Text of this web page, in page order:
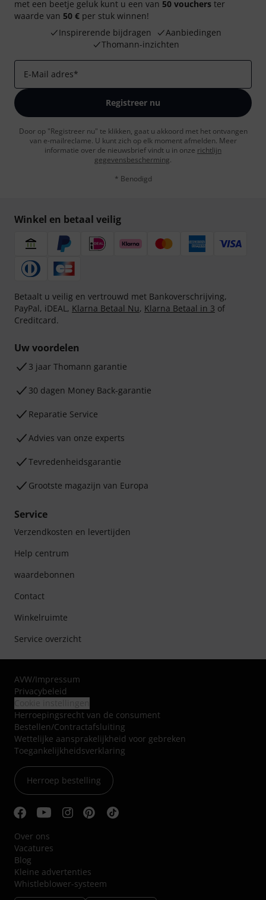
met een beetje geluk kunt u een van 50 vouchers ter
waarde van 50 € per stuk winnen!
Inspirerende bijdragen
Aanbiedingen
Thomann-inzichten
E-Mail adres*
Registreer nu
Door op "Registreer nu" te klikken, gaat u akkoord met het ontvangen
van e-mailreclame. U kunt zich op elk moment afmelden. Meer
informatie over de nieuwsbrief vindt u in onze richtlijn
gegevensbescherming.
* Benodigd
Winkel en betaal veilig
Betaalt u veilig en vertrouwd met Bankoverschrijving,
PayPal, iDEAL, Klarna Betaal Nu, Klarna Betaal in 3 of
Creditcard.
Uw voordelen
3 jaar Thomann garantie
30 dagen Money Back-garantie
Reparatie Service
Advies van onze experts
Tevredenheidsgarantie
Grootste magazijn van Europa
Service
Verzendkosten en levertijden
Help centrum
waardebonnen
Contact
Winkelruimte
Service overzicht
AVW/Impressum
Privacybeleid
Herroepingsrecht van de consument
Bestellen/Contractafsluiting
Wettelijke aansprakelijkheid voor gebreken
Toegankelijkheidsverklaring
Herroep bestelling
Over ons
Vacatures
Blog
Kleine advertenties
Whistleblower-systeem